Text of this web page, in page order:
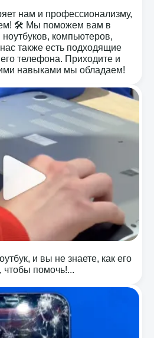
нам и профессионализму,
🛠️ Мы поможем вам в
компьютеров,
также есть подходящие
телефона. Приходите и
навыками мы обладаем!
и вы не знаете, как его
чтобы помочь!...